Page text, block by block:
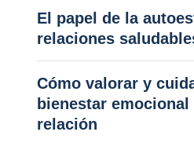
El papel de la
relaciones
Cómo valorar y
bienestar emocional
relación